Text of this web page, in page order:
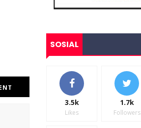
SOSIAL
3.5k
Likes
1.7k
Followers